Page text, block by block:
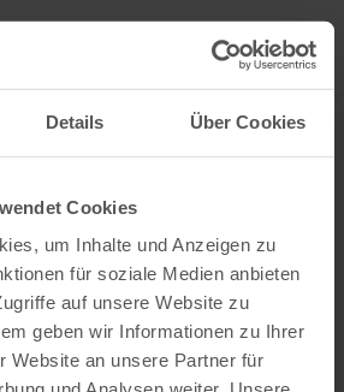
Details Über Cookies
Cookies
um Inhalte und Anzeigen zu
für soziale Medien anbieten
auf unsere Website zu
geben wir Informationen zu Ihrer
Website an unsere Partner für
INTERACTIVE MAP
my
Open filter